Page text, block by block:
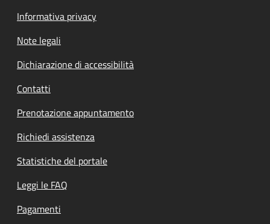
Informativa privacy
Note legali
Dichiarazione di accessibilità
Contatti
Prenotazione appuntamento
Richiedi assistenza
Statistiche del portale
Leggi le FAQ
Pagamenti